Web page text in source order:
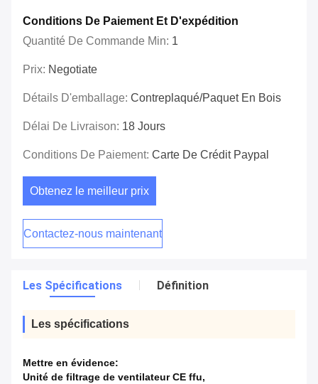
Conditions De Paiement Et D'expédition
Quantité De Commande Min: 1
Prix: Negotiate
Détails D'emballage: Contreplaqué/paquet En Bois
Délai De Livraison: 18 Jours
Conditions De Paiement: Carte De Crédit Paypal
Obtenez le meilleur prix
Contactez-nous maintenant
Les Spécifications Définition
Les spécifications
Mettre en évidence:
Unité de filtrage de ventilateur CE ffu,